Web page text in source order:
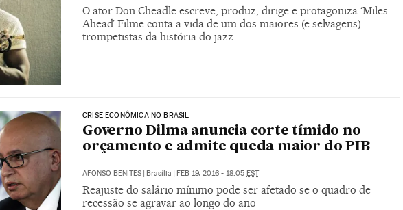
O ator Don Cheadle escreve, produz, dirige e protagoniza ‘Miles
Ahead’ Filme conta a vida de um dos maiores (e selvagens)
trompetistas da história do jazz
CRISE ECONÔMICA NO BRASIL
Governo Dilma anuncia corte tímido no
orçamento e admite queda maior do PIB
AFONSO BENITES | Brasília | FEB 19, 2016 - 18:05 EST
Reajuste do salário mínimo pode ser afetado se o quadro de
recessão se agravar ao longo do ano